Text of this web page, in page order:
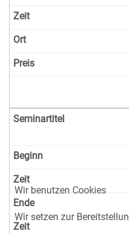
Wir benutzen Cookies
Wir setzen zur